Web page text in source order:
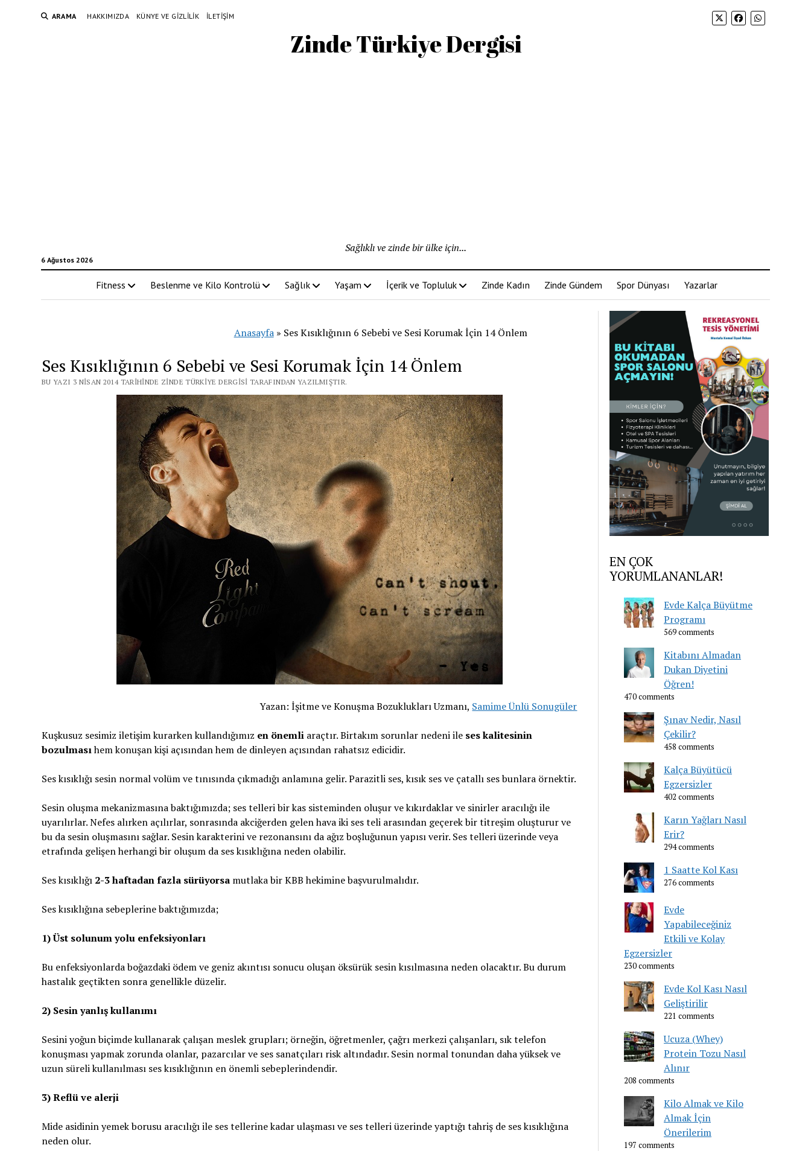
ARAMA HAKKIMIZDA KÜNYE VE GIZLILIK İLETIŞIM
Zinde Türkiye Dergisi
6 Ağustos 2026
Sağlıklı ve zinde bir ülke için...
Fitness Beslenme ve Kilo Kontrolü Sağlık Yaşam İçerik ve Topluluk Zinde Kadın Zinde Gündem Spor Dünyası Yazarlar
Anasayfa» Ses Kısıklığının 6 Sebebi ve Sesi Korumak İçin 14 Önlem
Ses Kısıklığının 6 Sebebi ve Sesi Korumak İçin 14 Önlem
BU YAZI 3 NISAN 2014 TARIHINDE ZINDE TÜRKIYE DERGISI TARAFINDAN YAZILMIŞTIR.
Yazan: İşitme ve Konuşma Bozuklukları Uzmanı, Samime Ünlü Sonugüler
Kuşkusuz sesimiz iletişim kurarken kullandığımız en önemliaraçtır. Birtakım sorunlar nedeni ile ses kalitesinin
bozulmasıhem konuşan kişi açısından hem de dinleyen açısından rahatsız edicidir.
Ses kısıklığı sesin normal volüm ve tınısında çıkmadığı anlamına gelir. Parazitli ses, kısık ses ve çatallı ses bunlara örnektir.
Sesin oluşma mekanizmasına baktığımızda; ses telleri bir kas sisteminden oluşur ve kıkırdaklar ve sinirler aracılığı ile
uyarılırlar. Nefes alırken açılırlar, sonrasında akciğerden gelen hava iki ses teli arasından geçerek bir titreşim oluşturur ve
bu da sesin oluşmasını sağlar. Sesin karakterini ve rezonansını da ağız boşluğunun yapısı verir. Ses telleri üzerinde veya
etrafında gelişen herhangi bir oluşum da ses kısıklığına neden olabilir.
Ses kısıklığı 2-3 haftadan fazla sürüyorsamutlaka bir KBB hekimine başvurulmalıdır.
Ses kısıklığına sebeplerine baktığımızda;
1) Üst solunum yolu enfeksiyonları
Bu enfeksiyonlarda boğazdaki ödem ve geniz akıntısı sonucu oluşan öksürük sesin kısılmasına neden olacaktır. Bu durum
hastalık geçtikten sonra genellikle düzelir.
2) Sesin yanlış kullanımı
Sesini yoğun biçimde kullanarak çalışan meslek grupları; örneğin, öğretmenler, çağrı merkezi çalışanları, sık telefon
konuşması yapmak zorunda olanlar, pazarcılar ve ses sanatçıları risk altındadır. Sesin normal tonundan daha yüksek ve
uzun süreli kullanılması ses kısıklığının en önemli sebeplerindendir.
3) Reflü ve alerji
Mide asidinin yemek borusu aracılığı ile ses tellerine kadar ulaşması ve ses telleri üzerinde yaptığı tahriş de ses kısıklığına
neden olur.
EN ÇOK
YORUMLANANLAR!
Evde Kalça Büyütme
Programı
569 comments
Kitabını Almadan
Dukan Diyetini
Öğren!
470 comments
Şınav Nedir, Nasıl
Çekilir?
458 comments
Kalça Büyütücü
Egzersizler
402 comments
Karın Yağları Nasıl
Erir?
294 comments
1 Saatte Kol Kası
276 comments
Evde
Yapabileceğiniz
Etkili ve Kolay
Egzersizler
230 comments
Evde Kol Kası Nasıl
Geliştirilir
221 comments
Ucuza (Whey)
Protein Tozu Nasıl
Alınır
208 comments
Kilo Almak ve Kilo
Almak İçin
Önerilerim
197 comments